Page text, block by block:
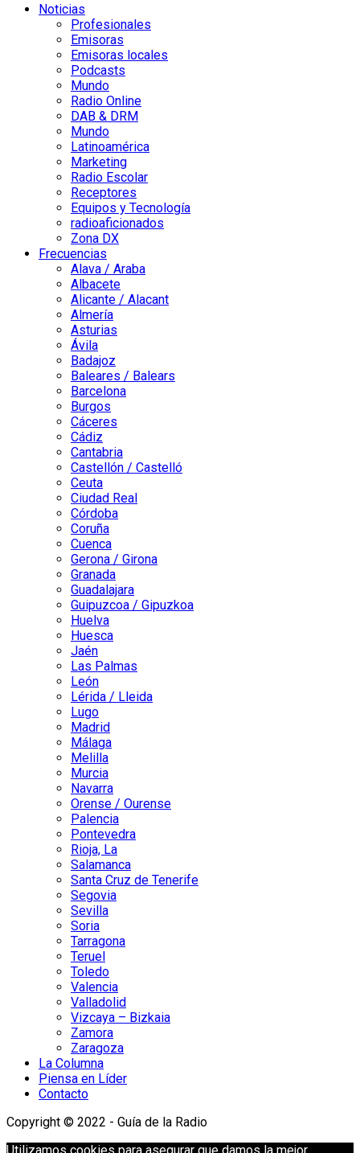
Noticias
Profesionales
Emisoras
Emisoras locales
Podcasts
Mundo
Radio Online
DAB & DRM
Mundo
Latinoamérica
Marketing
Radio Escolar
Receptores
Equipos y Tecnología
radioaficionados
Zona DX
Frecuencias
Alava / Araba
Albacete
Alicante / Alacant
Almería
Asturias
Ávila
Badajoz
Baleares / Balears
Barcelona
Burgos
Cáceres
Cádiz
Cantabria
Castellón / Castelló
Ceuta
Ciudad Real
Córdoba
Coruña
Cuenca
Gerona / Girona
Granada
Guadalajara
Guipuzcoa / Gipuzkoa
Huelva
Huesca
Jaén
Las Palmas
León
Lérida / Lleida
Lugo
Madrid
Málaga
Melilla
Murcia
Navarra
Orense / Ourense
Palencia
Pontevedra
Rioja, La
Salamanca
Santa Cruz de Tenerife
Segovia
Sevilla
Soria
Tarragona
Teruel
Toledo
Valencia
Valladolid
Vizcaya – Bizkaia
Zamora
Zaragoza
La Columna
Piensa en Líder
Contacto
Copyright © 2022 - Guía de la Radio
Utilizamos cookies para asegurar que damos la mejor